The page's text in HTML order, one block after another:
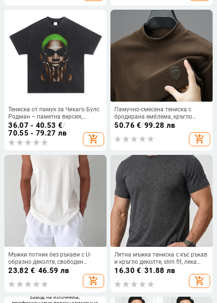
Тениска от памук за Чикаго Булс
Родман – паметна версия,
свободна кройка, къс ръкав,
дигитален принт, ретро стил
36.07 - 40.53 €/
70.55 - 79.27 лв
add_shopping_cart
Памучно-смесена тениска с
бродирана емблема, кръгло
деколте, дълги ръкави за есенно-
50.76 €/99.28 лв
add_shopping_cart
Мъжки потник без ръкави с U-
образно деколте, свободен
силует, жакардова текстура,
дишащ полиестер, за лятото
23.82 €/46.59 лв
add_shopping_cart
Лятна мъжка тениска с къс ръкав
и кръгло деколте, slim fit, лека
дишаща полиестерна смес, 180 g,
употреба през лятото, пролетта и
16.30 €/31.88 лв
add_shopping_cart